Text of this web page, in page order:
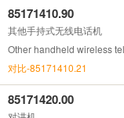
85171410.90
其他手持式无线电话机
Other handheld wireless
对比-85171410.21
85171420.00